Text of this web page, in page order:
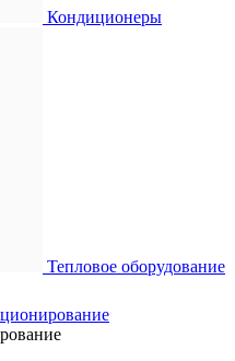
Кондиционеры
Тепловое оборудование